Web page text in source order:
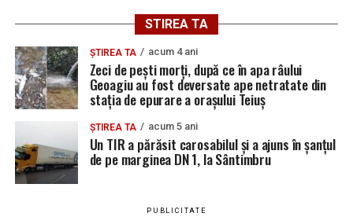
STIREA TA
ȘTIREA TA acum 4 ani
Zeci de pești morți, după ce în apa râului
Geoagiu au fost deversate ape netratate din
stația de epurare a orașului Teiuș
ȘTIREA TA acum 5 ani
Un TIR a părăsit carosabilul și a ajuns în șanțul
de pe marginea DN 1, la Sântimbru
PUBLICITATE